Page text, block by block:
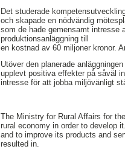
Det studerade
och skapade en nödvändig
som de hade gemensamt intresse
produktionsanläggning till
en kostnad av 60 miljoner kronor.
Utöver den planerade
upplevt positiva effekter på såväl
intresse för att jobba miljövänligt
The Ministry for Rural Affairs for
rural economy in order to develop
and to improve its products and
resulted in.